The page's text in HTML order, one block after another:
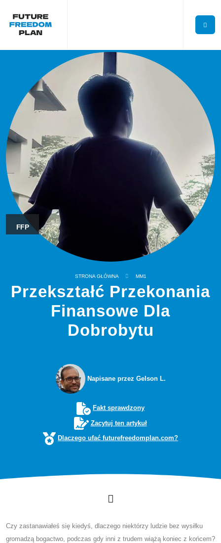
FFP
STRONA GŁÓWNA MM1
Przekształć Przekonania
Finansowe Dla
Dobrobytu
Napisane przez Gelson L.
Fakt sprawdzony
Zacytuj ten artykuł
Dlaczego ufać futurefreedomplan.com?
Czy zastanawiałeś się kiedyś, dlaczego niektórzy ludzie bez wysiłku
gromadzą bogactwo, podczas gdy inni z trudem wiążą koniec z końcem?